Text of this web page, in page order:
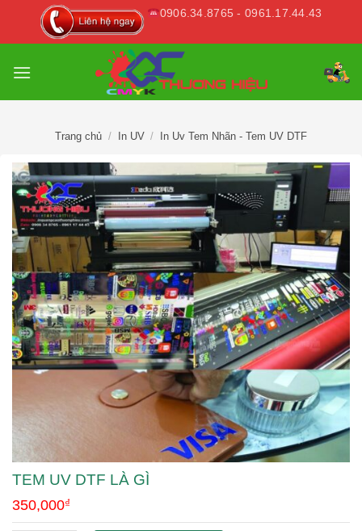
0906.34.8765 - 0961.17.44.43
Trang chủ / In UV / In Uv Tem Nhãn - Tem UV DTF
TEM UV DTF LÀ GÌ
350,000₫